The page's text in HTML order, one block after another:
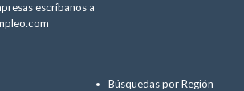
escríbanos a
Búsquedas por Región